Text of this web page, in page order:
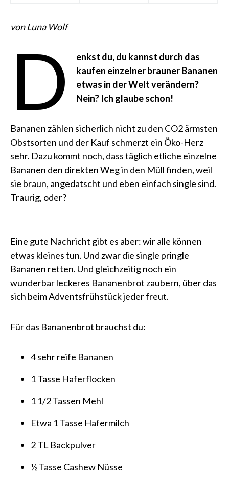
von Luna Wolf
D
enkst du, du kannst durch das
kaufen einzelner brauner Bananen
etwas in der Welt verändern?
Nein? Ich glaube schon!
Bananen zählen sicherlich nicht zu den CO2 ärmsten
Obstsorten und der Kauf schmerzt ein Öko-Herz
sehr. Dazu kommt noch, dass täglich etliche einzelne
Bananen den direkten Weg in den Müll finden, weil
sie braun, angedatscht und eben einfach single sind.
Traurig, oder?
Eine gute Nachricht gibt es aber: wir alle können
etwas kleines tun. Und zwar die single pringle
Bananen retten. Und gleichzeitig noch ein
wunderbar leckeres Bananenbrot zaubern, über das
sich beim Adventsfrühstück jeder freut.
Für das Bananenbrot brauchst du:
4 sehr reife Bananen
1 Tasse Haferflocken
1 1/2 Tassen Mehl
Etwa 1 Tasse Hafermilch
2 TL Backpulver
½ Tasse Cashew Nüsse